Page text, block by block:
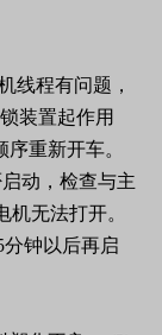
线程有问题，
装置起作用
重新开车。
动，检查与主
无法打开。
钟以后再启